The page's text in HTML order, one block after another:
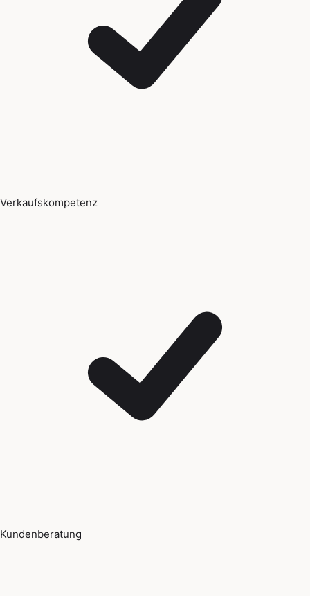
Verkaufskompetenz
Kundenberatung